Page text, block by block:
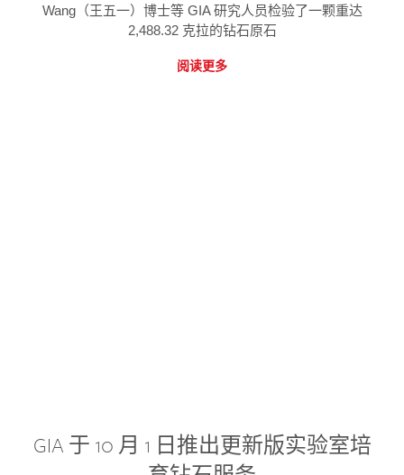
Wang（王五一）博士等 GIA 研究人员检验了一颗重达
2,488.32 克拉的钻石原石
阅读更多
GIA 于 10 月 1 日推出更新版实验室培